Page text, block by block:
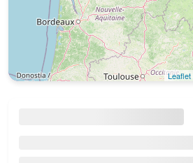
Leaflet